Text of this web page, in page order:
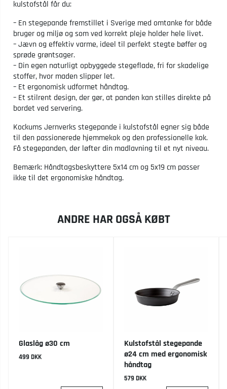
kulstofstål får du:
– En stegepande fremstillet i Sverige med omtanke for både
bruger og miljø og som ved korrekt pleje holder hele livet.
– Jævn og effektiv varme, ideel til perfekt stegte bøffer og
sprøde grøntsager.
– Din egen naturligt opbyggede stegeflade, fri for skadelige
stoffer, hvor maden slipper let.
– Et ergonomisk udformet håndtag.
– Et stilrent design, der gør, at panden kan stilles direkte på
bordet ved servering.
Kockums Jernverks stegepande i kulstofstål egner sig både
til den passionerede hjemmekok og den professionelle kok.
Få stegepanden, der løfter din madlavning til et nyt niveau.
Bemærk: Håndtagsbeskyttere 5x14 cm og 5x19 cm passer
ikke til det ergonomiske håndtag.
ANDRE HAR OGSÅ KØBT
Glaslåg ø30 cm
499 DKK
Kulstofstål stegepande
ø24 cm med ergonomisk
håndtag
579 DKK